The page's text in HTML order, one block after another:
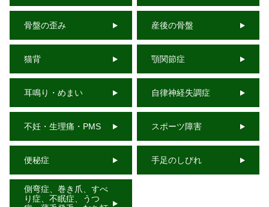
骨盤の歪み 産後の骨盤
猫背 顎関節症
耳鳴り・めまい 自律神経失調症
不妊・生理痛・PMS スポーツ障害
便秘症 手足のしびれ
側弯症、巻き爪、すべ
り症、不眠症、うつ